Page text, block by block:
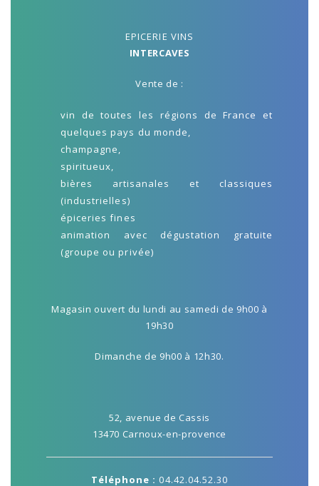
EPICERIE VINS
INTERCAVES
Vente de :
vin de toutes les régions de France et
quelques pays du monde,
champagne,
spiritueux,
bières artisanales et classiques
(industrielles)
épiceries fines
animation avec dégustation gratuite
(groupe ou privée)
Magasin ouvert du lundi au samedi de 9h00 à
19h30
Dimanche de 9h00 à 12h30.
52, avenue de Cassis
13470 Carnoux-en-provence
Téléphone : 04.42.04.52.30